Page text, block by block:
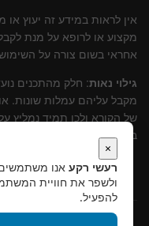
אין לראות במידע זה יעוץ
מקצוע או לרופא על מנת
אחראי בשום צורה על
גילוי נאות: חלק מהתכנים
מקבל עליהם עמלות שונות.
של הקורא ולכן תמיד נמליץ
בסטנרט איכותי וקידומם יכול
×
רעשי רקע אנו
ולשפר את חוויית
להפעיל.